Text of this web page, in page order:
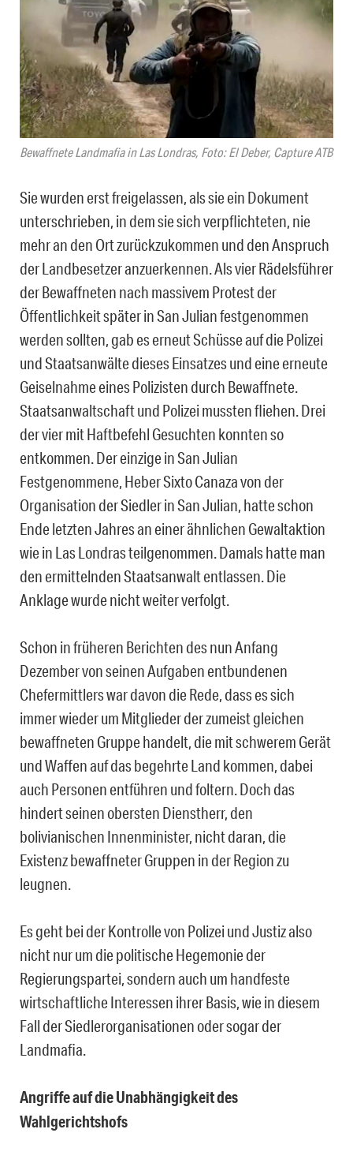
Bewaffnete Landmafia in Las Londras, Foto: El Deber, Capture ATB
Sie wurden erst freigelassen, als sie ein Dokument
unterschrieben, in dem sie sich verpflichteten, nie
mehr an den Ort zurückzukommen und den Anspruch
der Landbesetzer anzuerkennen. Als vier Rädelsführer
der Bewaffneten nach massivem Protest der
Öffentlichkeit später in San Julian festgenommen
werden sollten, gab es erneut Schüsse auf die Polizei
und Staatsanwälte dieses Einsatzes und eine erneute
Geiselnahme eines Polizisten durch Bewaffnete.
Staatsanwaltschaft und Polizei mussten fliehen. Drei
der vier mit Haftbefehl Gesuchten konnten so
entkommen. Der einzige in San Julian
Festgenommene, Heber Sixto Canaza von der
Organisation der Siedler in San Julian, hatte schon
Ende letzten Jahres an einer ähnlichen Gewaltaktion
wie in Las Londras teilgenommen. Damals hatte man
den ermittelnden Staatsanwalt entlassen. Die
Anklage wurde nicht weiter verfolgt.
Schon in früheren Berichten des nun Anfang
Dezember von seinen Aufgaben entbundenen
Chefermittlers war davon die Rede, dass es sich
immer wieder um Mitglieder der zumeist gleichen
bewaffneten Gruppe handelt, die mit schwerem Gerät
und Waffen auf das begehrte Land kommen, dabei
auch Personen entführen und foltern. Doch das
hindert seinen obersten Dienstherr, den
bolivianischen Innenminister, nicht daran, die
Existenz bewaffneter Gruppen in der Region zu
leugnen.
Es geht bei der Kontrolle von Polizei und Justiz also
nicht nur um die politische Hegemonie der
Regierungspartei, sondern auch um handfeste
wirtschaftliche Interessen ihrer Basis, wie in diesem
Fall der Siedlerorganisationen oder sogar der
Landmafia.
Angriffe auf die Unabhängigkeit des
Wahlgerichtshofs